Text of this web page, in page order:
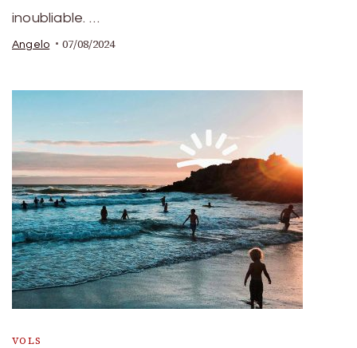
inoubliable. …
Angelo 07/08/2024
VOLS